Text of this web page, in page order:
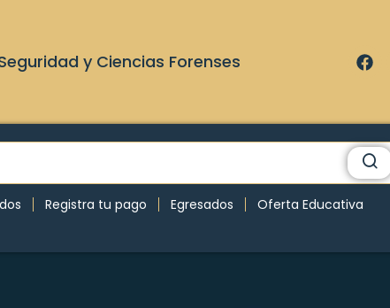
y Ciencias Forenses
Registra tu pago Egresados Oferta Educativa